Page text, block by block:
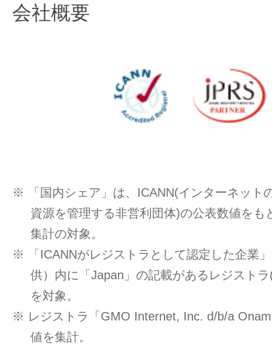
会社概要
※ 「国内シェア」は、ICANN(インターネット
資源を管理する非営利団体)の公表数値をも
集計の対象。
※ 「ICANNがレジストラとして認定した企業
供）内に「Japan」の記載があるレジスト
を対象。
※ レジストラ「GMO Internet, Inc. d/b/a
値を集計。